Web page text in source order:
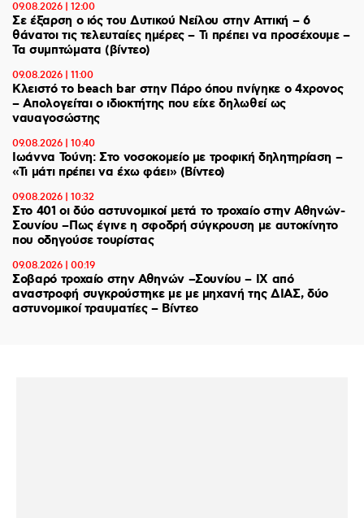
09.08.2026 | 12:00
Σε έξαρση ο ιός του Δυτικού Νείλου στην Αττική – 6
θάνατοι τις τελευταίες ημέρες – Τι πρέπει να προσέχουμε –
Τα συμπτώματα (βίντεο)
09.08.2026 | 11:00
Κλειστό το beach bar στην Πάρο όπου πνίγηκε ο 4χρονος
– Απολογείται ο ιδιοκτήτης που είχε δηλωθεί ως
ναυαγοσώστης
09.08.2026 | 10:40
Ιωάννα Τούνη: Στο νοσοκομείο με τροφική δηλητηρίαση –
«Τι μάτι πρέπει να έχω φάει» (Βίντεο)
09.08.2026 | 10:32
Στο 401 οι δύο αστυνομικοί μετά το τροχαίο στην Αθηνών-
Σουνίου –Πως έγινε η σφοδρή σύγκρουση με αυτοκίνητο
που οδηγούσε τουρίστας
09.08.2026 | 00:19
Σοβαρό τροχαίο στην Αθηνών –Σουνίου – ΙΧ από
αναστροφή συγκρούστηκε με με μηχανή της ΔΙΑΣ, δύο
αστυνομικοί τραυματίες – Βίντεο